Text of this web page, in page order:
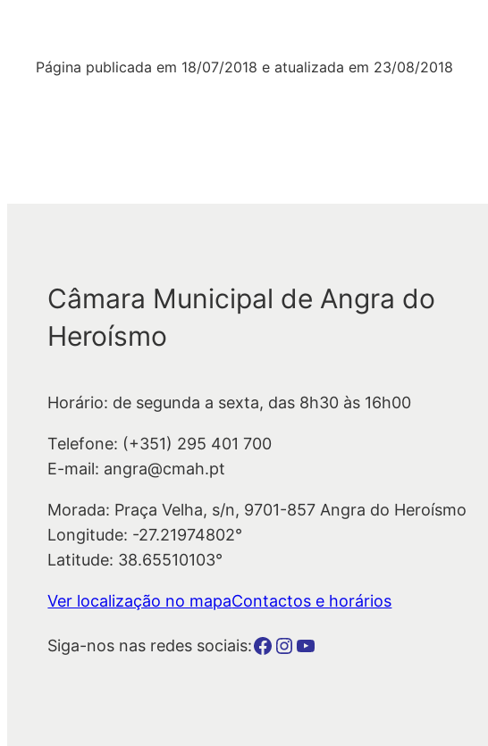
Página publicada em 18/07/2018 e atualizada em 23/08/2018
Câmara Municipal de Angra do
Heroísmo
Horário: de segunda a sexta, das 8h30 às 16h00
Telefone: (+351) 295 401 700
E-mail: angra@cmah.pt
Morada: Praça Velha, s/n, 9701-857 Angra do Heroísmo
Longitude: -27.21974802°
Latitude: 38.65510103°
Ver localização no mapaContactos e horários
Siga-nos nas redes sociais:Botão para a página da autarquia no Facebook Botão para a página da autarquia no InstagramBotão para a página da autarquia no Youtube